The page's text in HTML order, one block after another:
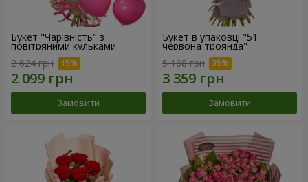
Букет "Чарівність" з
повітряними кульками
2 624 грн
Замовити
Букет в упаковці "51
червона троянда"
5 168 грн
Замовити